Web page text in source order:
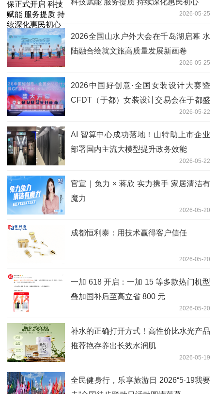
2026-05-25
2026全国山水户外大会在千岛湖启幕 水
陆融合绘就文旅高质量发展新画卷
2026-05-25
2026中国好创意·全国女装设计大赛暨
CFDT（于都）女装设计交易会在于都盛
2026-05-22
AI 智算中心成功落地！山特助上市企业
部署国内主流大模型提升政务效能
2026-05-22
官宣｜兔力 × 蒋欣 实力携手 家居清洁有
魔力
2026-05-20
成都恒利泰：用技术赢得客户信任
2026-05-20
一加 618 开启：一加 15 等多款热门机型
叠加国补后至高立省 800 元
2026-05-20
补水的正确打开方式！高性价比水光产品
推荐艳存养出长效水润肌
2026-05-19
全民健身行，乐享旅游日 2026“5·19我要